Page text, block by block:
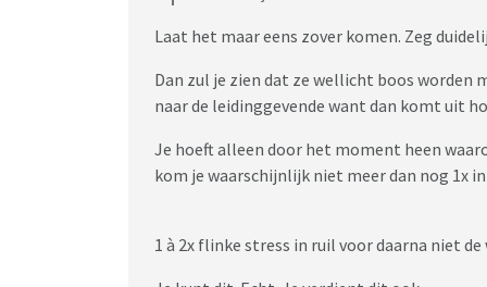
Laat het maar eens zover komen. Zeg
Dan zul je zien dat ze wellicht boos worden
naar de leidinggevende want dan komt uit
Je hoeft alleen door het moment heen
kom je waarschijnlijk niet meer dan nog 1x
1 à 2x flinke stress in ruil voor daarna niet